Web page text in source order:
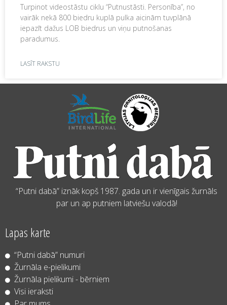
Turpinot videostāstu ciklu “Putnustāsti. Personība”, no
vairāk nekā 800 biedru kuplā pulka aicinām tuvplānā
iepazīt dažus LOB biedrus un viņu putnošanas
paradumus.
LASĪT RAKSTU
“Putni dabā” iznāk kopš 1987. gada un ir vienīgais žurnāls
par un ap putniem latviešu valodā!
Lapas karte
“Putni dabā” numuri
Žurnāla e-pielikumi
Žurnāla pielikumi - bērniem
Visi ieraksti